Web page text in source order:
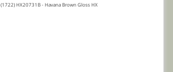
(1722) HX20731B - Havana Brown Gloss HX